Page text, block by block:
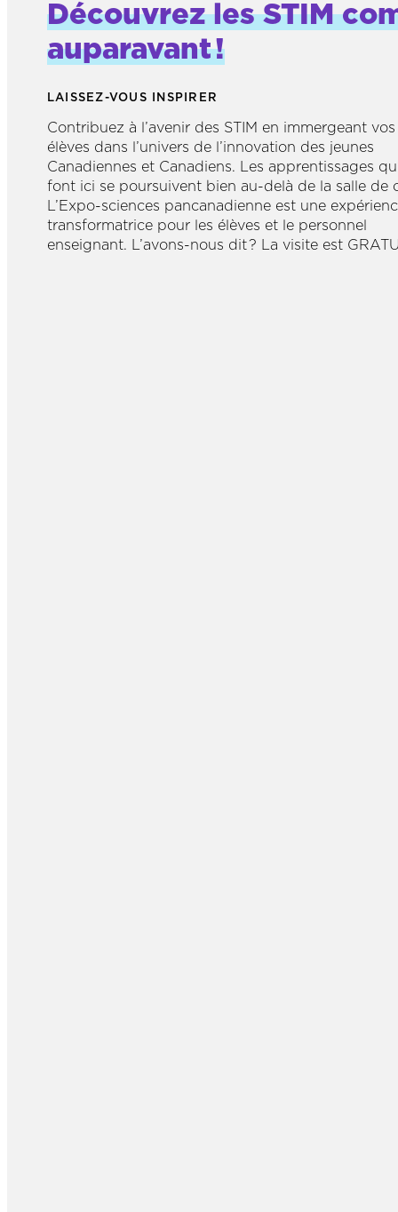
Découvrez les STIM
auparavant !
LAISSEZ-VOUS INSPIRER
Contribuez à l’avenir des STIM en immergeant vos
élèves dans l’univers de l’innovation des jeunes
Canadiennes et Canadiens. Les apprentissages
font ici se poursuivent bien au-delà de la salle de
L’Expo-sciences pancanadienne est une
transformatrice pour les élèves et le personnel
enseignant. L’avons-nous dit ? La visite est